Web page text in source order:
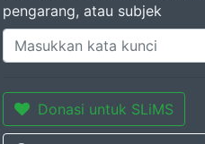
pengarang, atau subjek
Donasi untuk SLiMS